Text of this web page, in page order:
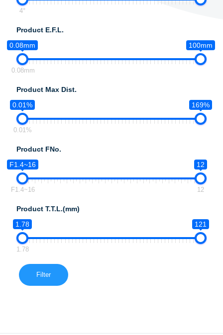
4°
Product E.F.L.
0.08mm
100mm
0.08mm
Product Max Dist.
0.01%
169%
0.01%
Product FNo.
F1.4~16
12
F1.4~16 12
Product T.T.L.(mm)
1.78
121
1.78
Filter